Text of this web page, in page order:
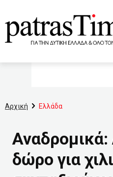
Αρχική Ελλάδα
δώρο για